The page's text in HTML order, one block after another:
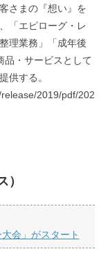
さまの『想い』を
「エピローグ・レ
理業務」「成年後
品・サービスとして
供する。
2019/pdf/202
会」がスタート